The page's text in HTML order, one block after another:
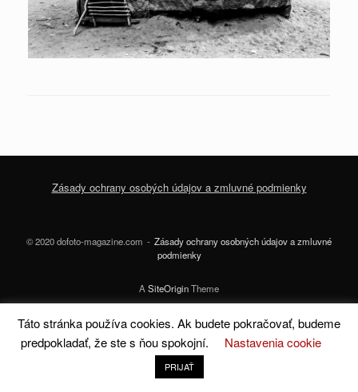
Zásady ochrany osobých údajov a zmluvné podmienky
© 2020 dofoto-magazine.com
Zásady ochrany osobných údajov a zmluvné
podmienky
A SiteOriginTheme
Táto stránka používa cookies. Ak budete pokračovať, budeme
predpokladať, že ste s ňou spokojní.
Nastavenia cookie
PRIJAŤ